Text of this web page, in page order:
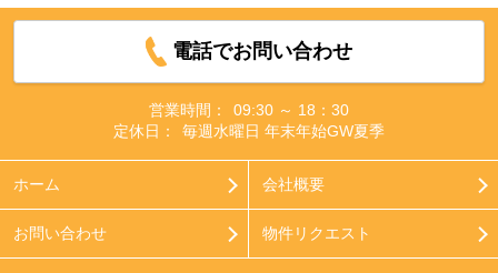
電話でお問い合わせ
営業時間：
09:30 ～ 18：30
定休日：
毎週水曜日 年末年始GW夏季
ホーム 会社概要
お問い合わせ 物件リクエスト